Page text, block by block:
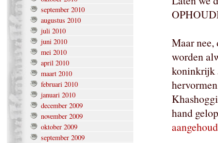
september 2010
augustus 2010
juli 2010
juni 2010
mei 2010
april 2010
maart 2010
februari 2010
januari 2010
december 2009
november 2009
oktober 2009
september 2009
Maar nee,
worden
koninkrijk
hand